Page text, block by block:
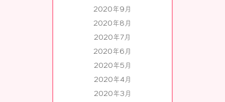
2020年9月
2020年8月
2020年7月
2020年6月
2020年5月
2020年4月
2020年3月